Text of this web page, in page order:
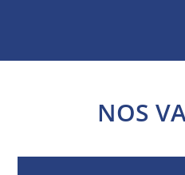
NOS